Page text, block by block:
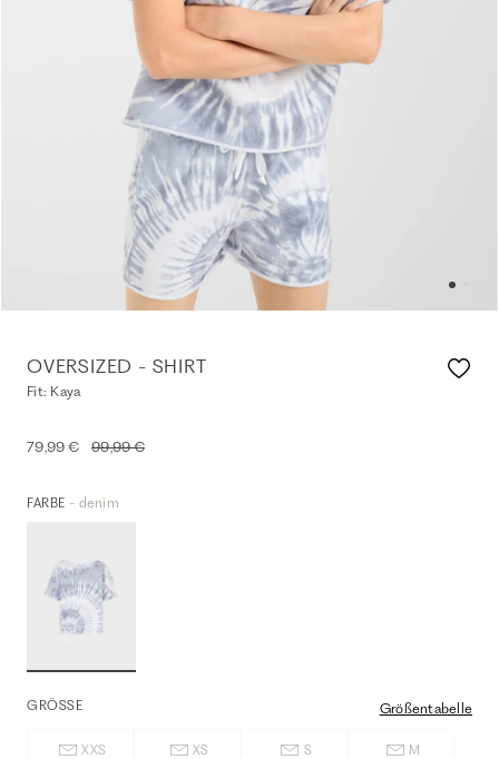
OVERSIZED - SHIRT
Fit: Kaya
79,99 € 99,99 €
FARBE - denim
GRÖSSE Größentabelle
XXS XS S M